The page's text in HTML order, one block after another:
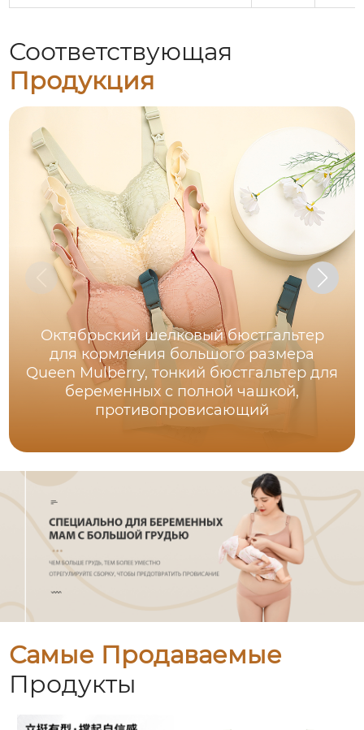
Соответствующая
Продукция
Октябрьский шелковый бюстгальтер
для кормления большого размера
Queen Mulberry, тонкий бюстгальтер для
беременных с полной чашкой,
противопровисающий
Самые Продаваемые
Продукты